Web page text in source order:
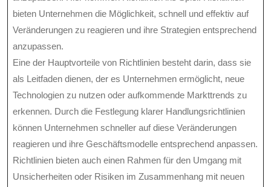
bieten Unternehmen die Möglichkeit, schnell und effektiv auf
Veränderungen zu reagieren und ihre Strategien entsprechend
anzupassen.
Eine der Hauptvorteile von Richtlinien besteht darin, dass sie
als Leitfaden dienen, der es Unternehmen ermöglicht, neue
Technologien zu nutzen oder aufkommende Markttrends zu
erkennen. Durch die Festlegung klarer Handlungsrichtlinien
können Unternehmen schneller auf diese Veränderungen
reagieren und ihre Geschäftsmodelle entsprechend anpassen.
Richtlinien bieten auch einen Rahmen für den Umgang mit
Unsicherheiten oder Risiken im Zusammenhang mit neuen